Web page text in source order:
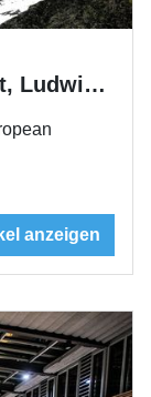
Filmtipp | E.O.F.T. in Stuttgart, Ludwigsburg und Gmünd
anzeigen